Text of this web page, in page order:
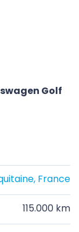
Golf
France
115.000 km